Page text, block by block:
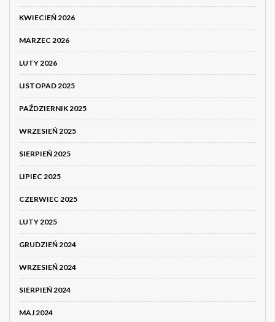
KWIECIEŃ 2026
MARZEC 2026
LUTY 2026
LISTOPAD 2025
PAŹDZIERNIK 2025
WRZESIEŃ 2025
SIERPIEŃ 2025
LIPIEC 2025
CZERWIEC 2025
LUTY 2025
GRUDZIEŃ 2024
WRZESIEŃ 2024
SIERPIEŃ 2024
MAJ 2024